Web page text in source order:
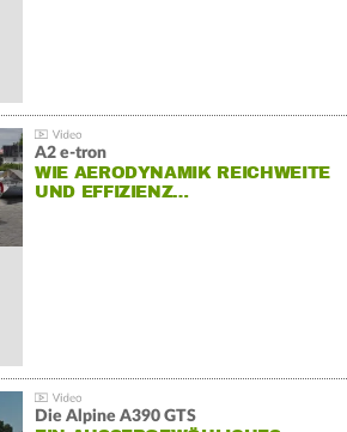
A2 e-tron
WIE AERODYNAMIK REICHWEITE
UND EFFIZIENZ…
Die Alpine A390 GTS